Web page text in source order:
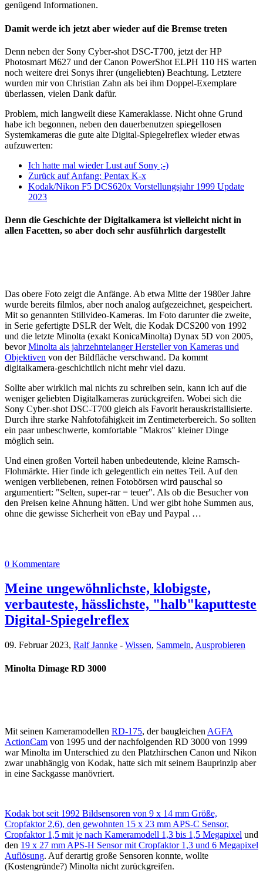
genügend Informationen.
Damit werde ich jetzt aber wieder auf die Bremse treten
Denn neben der Sony Cyber-shot DSC-T700, jetzt der HP
Photosmart M627 und der Canon PowerShot ELPH 110 HS warten
noch weitere drei Sonys ihrer (ungeliebten) Beachtung. Letztere
wurden mir von Christian Zahn als bei ihm Doppel-Exemplare
überlassen, vielen Dank dafür.
Problem, mich langweilt diese Kameraklasse. Nicht ohne Grund
habe ich begonnen, neben den dauerbenutzen spiegellosen
Systemkameras die gute alte Digital-Spiegelreflex wieder etwas
aufzuwerten:
Ich hatte mal wieder Lust auf Sony ;-)
Zurück auf Anfang: Pentax K-x
Kodak/Nikon F5 DCS620x Vorstellungsjahr 1999 Update
2023
Denn die Geschichte der Digitalkamera ist vielleicht nicht in
allen Facetten, so aber doch sehr ausführlich dargestellt
Das obere Foto zeigt die Anfänge. Ab etwa Mitte der 1980er Jahre
wurde bereits filmlos, aber noch analog aufgezeichnet, gespeichert.
Mit so genannten Stillvideo-Kameras. Im Foto darunter die zweite,
in Serie gefertigte DSLR der Welt, die Kodak DCS200 von 1992
und die letzte Minolta (exakt KonicaMinolta) Dynax 5D von 2005,
bevorMinolta als jahrzehntelanger Hersteller von Kameras und
Objektiven von der Bildfläche verschwand. Da kommt
digitalkamera-geschichtlich nicht mehr viel dazu.
Sollte aber wirklich mal nichts zu schreiben sein, kann ich auf die
weniger geliebten Digitalkameras zurückgreifen. Wobei sich die
Sony Cyber-shot DSC-T700 gleich als Favorit herauskristallisierte.
Durch ihre starke Nahfotofähigkeit im Zentimeterbereich. So sollten
ein paar unbeschwerte, komfortable "Makros" kleiner Dinge
möglich sein.
Und einen großen Vorteil haben unbedeutende, kleine Ramsch-
Flohmärkte. Hier finde ich gelegentlich ein nettes Teil. Auf den
wenigen verbliebenen, reinen Fotobörsen wird pauschal so
argumentiert: "Selten, super-rar = teuer". Als ob die Besucher von
den Preisen keine Ahnung hätten. Und wer gibt hohe Summen aus,
ohne die gewisse Sicherheit von eBay und Paypal …
0 Kommentare
Meine ungewöhnlichste, klobigste,
verbauteste, hässlichste, "halb"kaputteste
Digital-Spiegelreflex
09. Februar 2023, Ralf Jannke - Wissen, Sammeln, Ausprobieren
Minolta Dimage RD 3000
Mit seinen Kameramodellen RD-175, der baugleichen AGFA
ActionCam von 1995 und der nachfolgenden RD 3000 von 1999
war Minolta im Unterschied zu den Platzhirschen Canon und Nikon
zwar unabhängig von Kodak, hatte sich mit seinem Bauprinzip aber
in eine Sackgasse manövriert.
Kodak bot seit 1992 Bildsensoren von 9 x 14 mm Größe,
Cropfaktor 2,6), den gewohnten 15 x 23 mm APS-C Sensor,
Cropfaktor 1,5 mit je nach Kameramodell 1,3 bis 1,5 Megapixel und
den 19 x 27 mm APS-H Sensor mit Cropfaktor 1,3 und 6 Megapixel
Auflösung. Auf derartig große Sensoren konnte, wollte
(Kostengründe?) Minolta nicht zurückgreifen.